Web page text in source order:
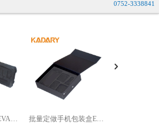
0752-3338841
医疗器械工具箱EVA内衬生产加工 批量定做手机包装盒EVA内衬